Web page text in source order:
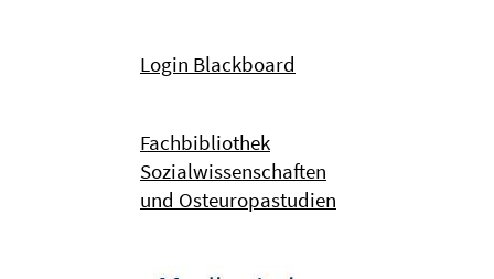
Login Blackboard
Fachbibliothek
Sozialwissenschaften
und Osteuropastudien